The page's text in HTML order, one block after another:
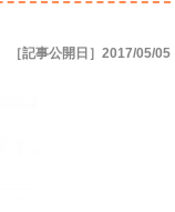
［記事公開日］2017/05/05